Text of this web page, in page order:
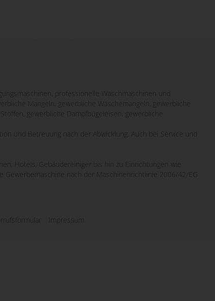
professionelle Waschmaschinen und
Mangeln, gewerbliche Wäschemangeln, gewerbliche
gewerbliche Dampfbügeleisen, gewerbliche
und Betreuung nach der Abwicklung. Auch bei Service und
Hotels, Gebäudereiniger bis hin zu Einrichtungen wie
Gewerbemaschine nach der Maschinenrichtlinie 2006/42/EG
Impressum